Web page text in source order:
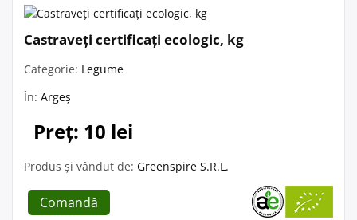
Castraveți certificați ecologic, kg
Categorie: Legume
În: Argeș
Preț: 10 lei
Produs și vândut de: Greenspire S.R.L.
Comandă